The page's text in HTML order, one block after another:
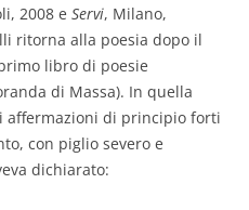
2008 e Servi, Milano,
ritorna alla poesia dopo il
libro di poesie
di Massa). In quella
affermazioni di principio forti
con piglio severo e
dichiarato: